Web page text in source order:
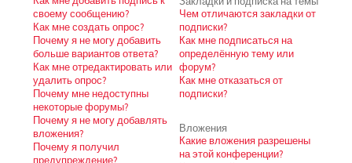
своему сообщению?
Как мне создать опрос?
Почему я не могу добавить
больше вариантов ответа?
Как мне отредактировать или
удалить опрос?
Почему мне недоступны
некоторые форумы?
Почему я не могу добавлять
вложения?
Почему я получил
Чем отличаются закладки от
подписки?
Как мне подписаться на
определённую тему или
форум?
Как мне отказаться от
подписки?
Вложения
Какие вложения разрешены
на этой конференции?